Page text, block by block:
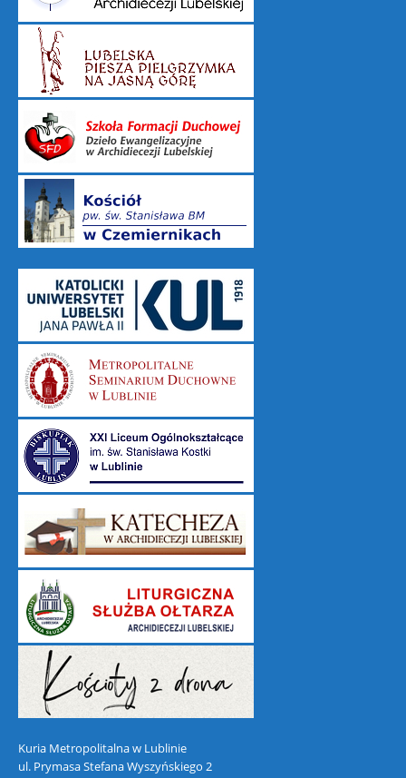
Kuria Metropolitalna w Lublinie
ul. Prymasa Stefana Wyszyńskiego 2